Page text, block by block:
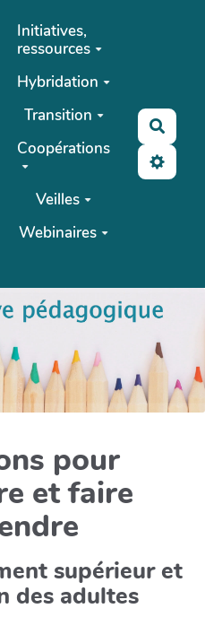
Initiatives,
ressources
Hybridation
Transition
Coopérations
Veilles
Webinaires
pour
et faire
supérieur et
des adultes